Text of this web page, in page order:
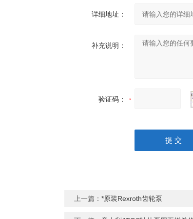
详细地址：
补充说明：
验证码：
上一篇： *原装Rexroth齿轮泵